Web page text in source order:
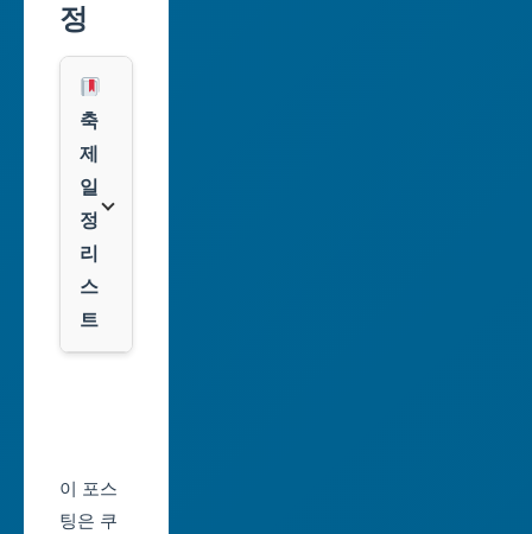
역
광
주
광
역
시
대
전
광
레
쿠
팡
클
룩
정
축
제
일
정
리
스
트
일
이 포스
팅은 쿠